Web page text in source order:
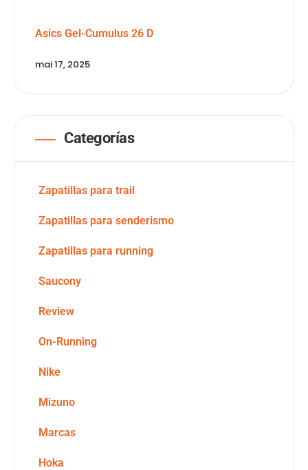
Asics Gel-Cumulus 26 D
mai 17, 2025
Categorías
Zapatillas para trail
Zapatillas para senderismo
Zapatillas para running
Saucony
Review
On-Running
Nike
Mizuno
Marcas
Hoka